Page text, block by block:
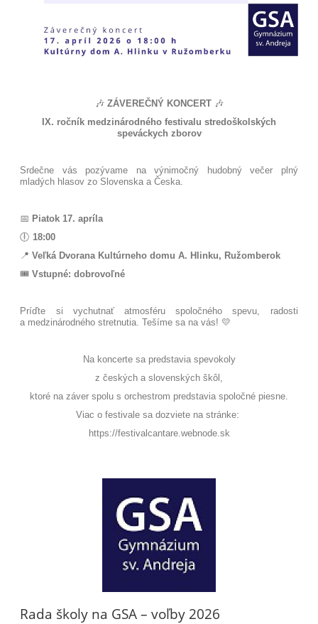
🎶 ZÁVEREČNÝ KONCERT 🎶
IX. ročník medzinárodného festivalu stredoškolských
speváckych zborov
Srdečne vás pozývame na výnimočný hudobný večer plný
mladých hlasov zo Slovenska a Česka.
📅 Piatok 17. apríla
🕕 18:00
📍 Veľká Dvorana Kultúrneho domu A. Hlinku, Ružomberok
🎟️ Vstupné: dobrovoľné
Príďte si vychutnať atmosféru spoločného spevu, radosti
a medzinárodného stretnutia. Tešíme sa na vás! 💛
Na koncerte sa predstavia spevokoly
z českých a slovenských škôl,
ktoré na záver spolu s orchestrom predstavia spoločné piesne.
Viac o festivale sa dozviete na stránke:
https://festivalcantare.webnode.sk
Rada školy na GSA – voľby 2026